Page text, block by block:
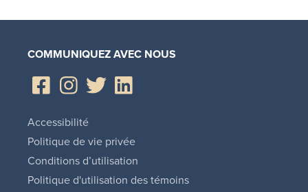
COMMUNIQUEZ AVEC NOUS
Accessibilité
Politique de vie privée
Conditions d’utilisation
Politique d'utilisation des témoins